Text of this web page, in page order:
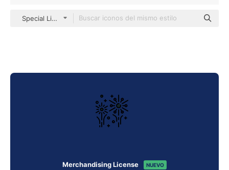
Special Lineal color
Merchandising License NUEVO